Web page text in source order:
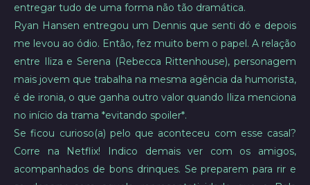
entregar tudo de uma forma não tão dramática.
Ryan Hansen entregou um Dennis que senti dó e depois
me levou ao ódio. Então, fez muito bem o papel. A relação
entre Iliza e Serena (Rebecca Rittenhouse), personagem
mais jovem que trabalha na mesma agência da humorista,
é de ironia, o que ganha outro valor quando Iliza menciona
no início da trama *evitando spoiler*.
Se ficou curioso(a) pelo que aconteceu com esse casal?
Corre na Netflix! Indico demais ver com os amigos,
acompanhados de bons drinques. Se preparem para rir e